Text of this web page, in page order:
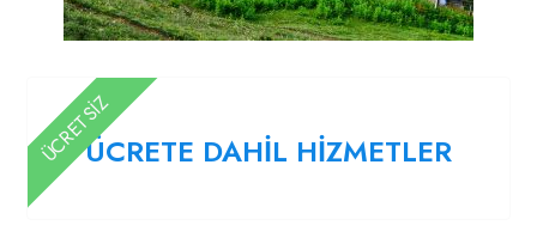
ÜCRETSİZÜCRETE DAHİL HİZMETLER